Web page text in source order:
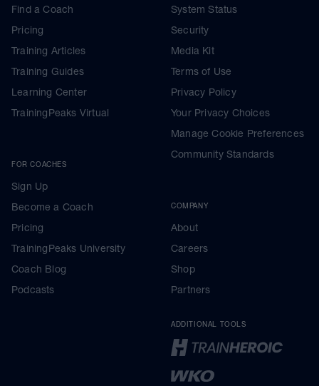
Find a Coach
Pricing
Training Articles
Training Guides
Learning Center
TrainingPeaks Virtual
FOR COACHES
Sign Up
Become a Coach
Pricing
TrainingPeaks University
Coach Blog
Podcasts
System Status
Security
Media Kit
Terms of Use
Privacy Policy
Your Privacy Choices
Manage Cookie Preferences
Community Standards
COMPANY
About
Careers
Shop
Partners
ADDITIONAL TOOLS